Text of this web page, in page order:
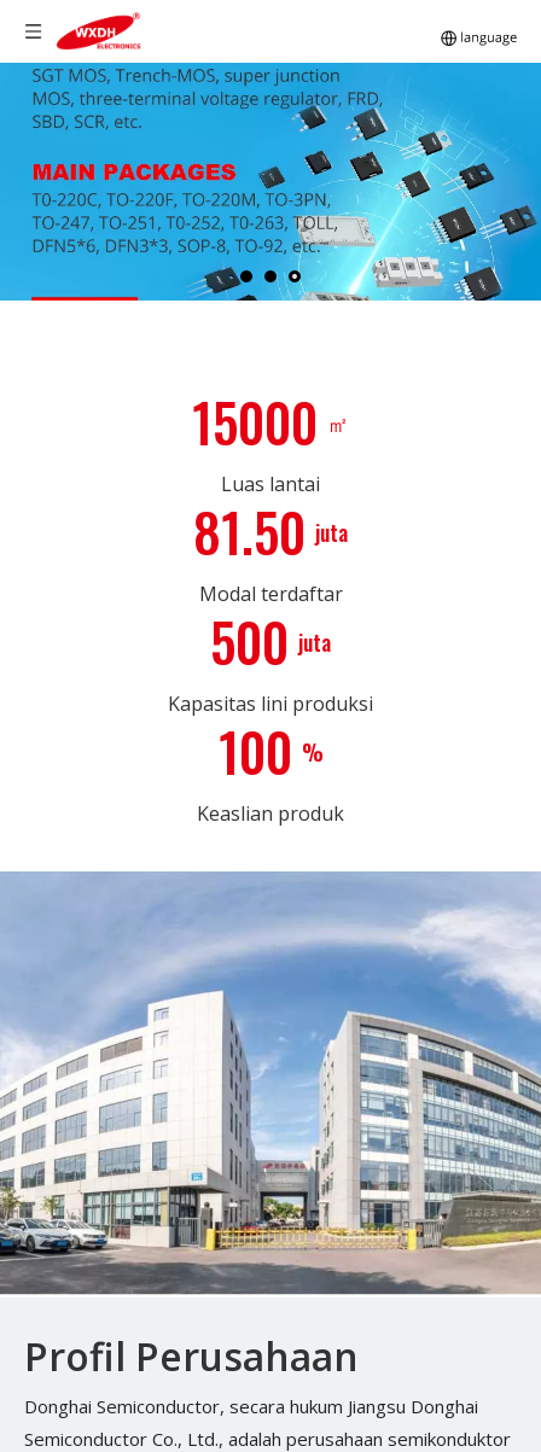
15000 ㎡
Luas lantai
81.50 juta
Modal terdaftar
500 juta
Kapasitas lini produksi
100 %
Keaslian produk
Profil Perusahaan
Donghai Semiconductor, secara hukum Jiangsu Donghai
Semiconductor Co., Ltd., adalah perusahaan semikonduktor